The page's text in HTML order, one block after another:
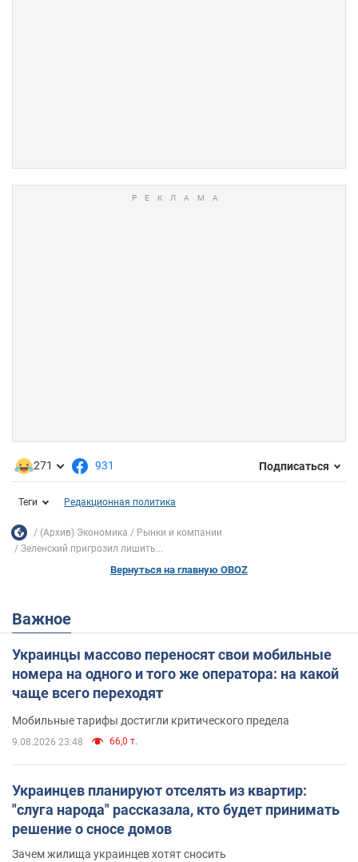
271 931 Подписаться
Теги Редакционная политика
(Архив) Экономика
Рынки и компании
Зеленский пригрозил лишить...
Вернуться на главную OBOZ
Важное
Украинцы массово переносят свои мобильные
номера на одного и того же оператора: на какой
чаще всего переходят
Мобильные тарифы достигли критического предела
9.08.2026 23:48 66,0 т.
Украинцев планируют отселять из квартир:
"слуга народа" рассказала, кто будет принимать
решение о сносе домов
Зачем жилища украинцев хотят сносить